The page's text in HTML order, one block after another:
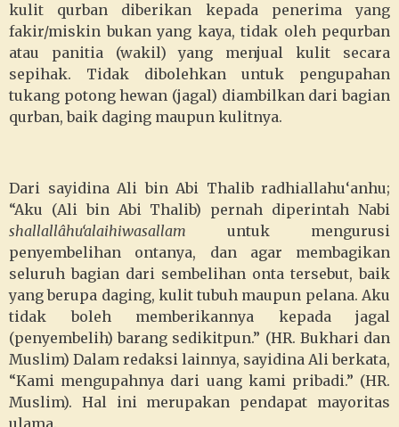
kulit qurban diberikan kepada penerima yang
fakir/miskin bukan yang kaya, tidak oleh pequrban
atau panitia (wakil) yang menjual kulit secara
sepihak. Tidak dibolehkan untuk pengupahan
tukang potong hewan (jagal) diambilkan dari bagian
qurban, baik daging maupun kulitnya.
Dari sayidina Ali bin Abi Thalib radhiallahu‘anhu;
“Aku (Ali bin Abi Thalib) pernah diperintah Nabi
shallallâhu‘alaihiwasallam untuk mengurusi
penyembelihan ontanya, dan agar membagikan
seluruh bagian dari sembelihan onta tersebut, baik
yang berupa daging, kulit tubuh maupun pelana. Aku
tidak boleh memberikannya kepada jagal
(penyembelih) barang sedikitpun.” (HR. Bukhari dan
Muslim) Dalam redaksi lainnya, sayidina Ali berkata,
“Kami mengupahnya dari uang kami pribadi.” (HR.
Muslim). Hal ini merupakan pendapat mayoritas
ulama.